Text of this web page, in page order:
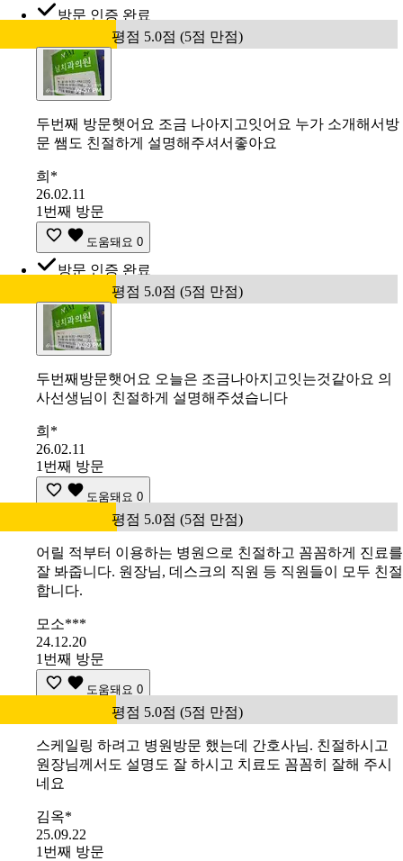
방문 인증 완료
평점 5.0점 (5점 만점)
두번째 방문햇어요 조금 나아지고잇어요 누가 소개해서방
문 쌤도 친절하게 설명해주셔서좋아요
희*
26.02.11
1번째 방문
도움돼요 0
방문 인증 완료
평점 5.0점 (5점 만점)
두번째방문햇어요 오늘은 조금나아지고잇는것같아요 의
사선생님이 친절하게 설명해주셨습니다
희*
26.02.11
1번째 방문
도움돼요 0
평점 5.0점 (5점 만점)
어릴 적부터 이용하는 병원으로 친절하고 꼼꼼하게 진료를
잘 봐줍니다. 원장님, 데스크의 직원 등 직원들이 모두 친절
합니다.
모소***
24.12.20
1번째 방문
도움돼요 0
평점 5.0점 (5점 만점)
스케일링 하려고 병원방문 했는데 간호사님. 친절하시고
원장님께서도 설명도 잘 하시고 치료도 꼼꼼히 잘해 주시
네요
김옥*
25.09.22
1번째 방문